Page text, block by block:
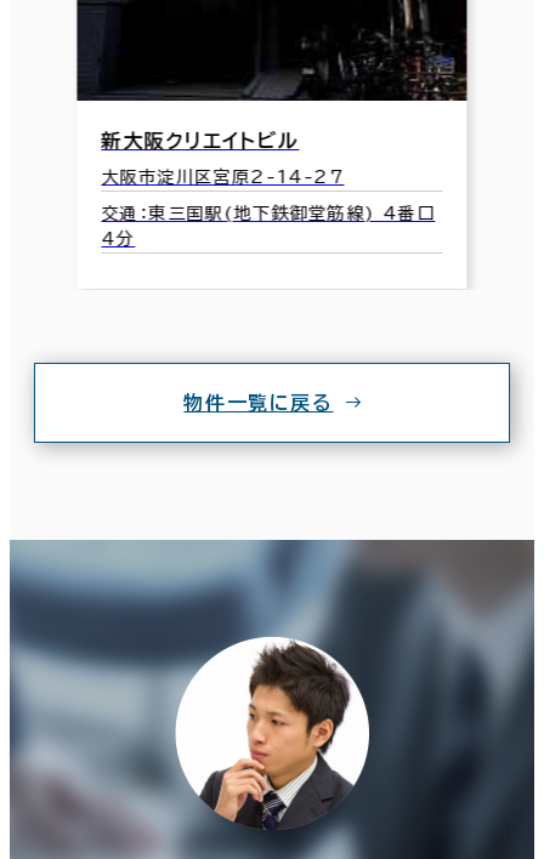
新大阪クリエイトビル
大阪市淀川区宮原2-14-27
交通：東三国駅(地下鉄御堂筋線) 4番口
4分
物件一覧に戻る